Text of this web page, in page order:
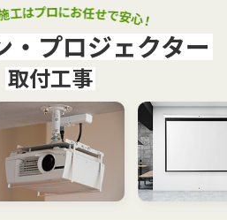
・プロジェクター
取付工事